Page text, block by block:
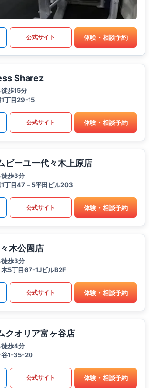
公式サイト 体験・相談予約
Sharez
歩15分
1丁目29-15
公式サイト 体験・相談予約
ビーユー代々木上原店
徒歩3分
1丁目47－5平田ビル203
公式サイト 体験・相談予約
木公園店
徒歩3分
木5丁目67-1​JビルB2F
公式サイト 体験・相談予約
クオリア富ヶ谷店
徒歩4分
谷1-35-20
公式サイト 体験・相談予約